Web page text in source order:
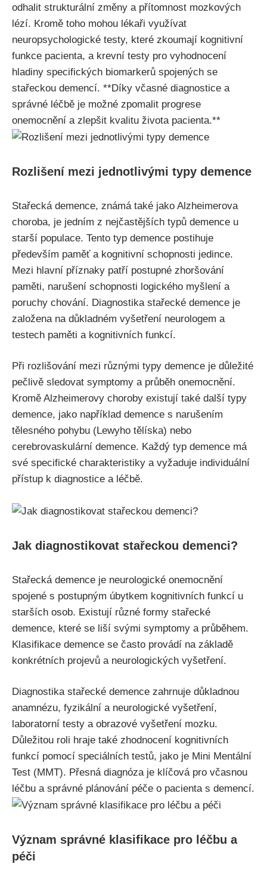
odhalit strukturální změny a přítomnost mozkových
lézí. Kromě toho mohou lékaři využívat
neuropsychologické testy, které zkoumají kognitivní
funkce pacienta, a krevní testy pro vyhodnocení
hladiny specifických biomarkerů spojených se
stařeckou demencí. **Díky včasné diagnostice a
správné léčbě je možné zpomalit progrese
onemocnění a zlepšit kvalitu života pacienta.**
Rozlišení mezi jednotlivými typy demence
Stařecká demence, známá také jako Alzheimerova
choroba, je jedním z nejčastějších typů demence u
starší populace. Tento typ demence postihuje
především paměť a kognitivní schopnosti jedince.
Mezi hlavní příznaky patří postupné zhoršování
paměti, narušení schopnosti logického myšlení a
poruchy chování. Diagnostika stařecké demence je
založena na důkladném vyšetření neurologem a
testech paměti a kognitivních funkcí.
Při rozlišování mezi různými typy demence je důležité
pečlivě sledovat symptomy a průběh onemocnění.
Kromě Alzheimerovy choroby existují také další typy
demence, jako například demence s narušením
tělesného pohybu (Lewyho tělíska) nebo
cerebrovaskulární demence. Každý typ demence má
své specifické charakteristiky a vyžaduje individuální
přístup k diagnostice a léčbě.
Jak diagnostikovat stařeckou demenci?
Stařecká demence je neurologické onemocnění
spojené s postupným úbytkem kognitivních funkcí u
starších osob. Existují různé formy stařecké
demence, které se liší svými symptomy a průběhem.
Klasifikace demence se často provádí na základě
konkrétních projevů a neurologických vyšetření.
Diagnostika stařecké demence zahrnuje důkladnou
anamnézu, fyzikální a neurologické vyšetření,
laboratorní testy a obrazové vyšetření mozku.
Důležitou roli hraje také zhodnocení kognitivních
funkcí pomocí speciálních testů, jako je Mini Mentální
Test (MMT). Přesná diagnóza je klíčová pro včasnou
léčbu a správné plánování péče o pacienta s demencí.
Význam správné klasifikace pro léčbu a
péči